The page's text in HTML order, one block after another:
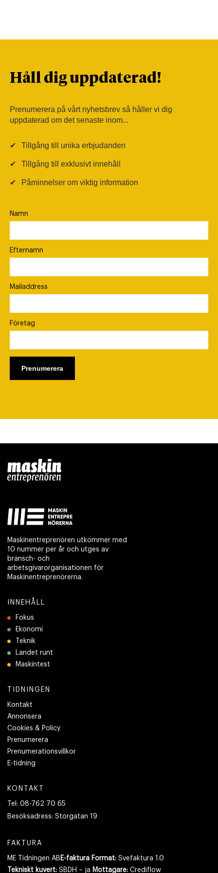
Håll dig uppdaterad!
Prenumerera på vårt nyhetsbrev så håller vi dig
uppdaterad om det senaste inom...
✔ Tillgång till unika erbjudanden
✔ Tillgång till exklusivt innehåll
✔ Påminnelser om viktig information
Namn
Efternamn
Mailaddress
Företag
Maskinentreprenören utkommer med
10 nummer per år och utges av
bransch- och
arbetsgivarorganisationen för
Maskinentreprenörerna.
INNEHÅLL
Fokus
Ekonomi
Teknik
Landet runt
Maskintest
TIDNINGEN
Kontakt
Annonsera
Cookies & Policy
Prenumerera
Prenumerationsvillkor
E-tidning
KONTAKT
Tel: 08-762 70 65
Besöksadress: Storgatan 19
FAKTURA
ME Tidningen AB E-faktura Format: Svefaktura 1.0
Tekniskt kuvert: SBDH – ja Mottagare: Crediflow